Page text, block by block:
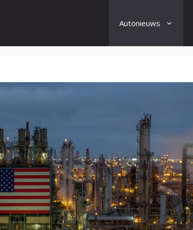
Autonieuws